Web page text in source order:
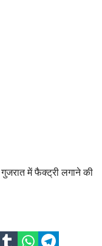
गुजरात में फैक्ट्री लगाने की